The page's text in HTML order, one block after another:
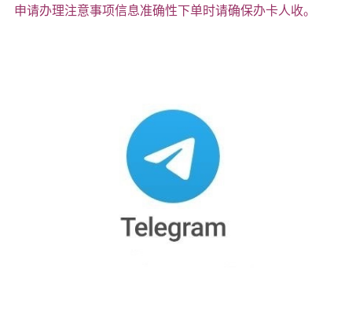
申请办理注意事项信息准确性下单时请确保办卡人收。